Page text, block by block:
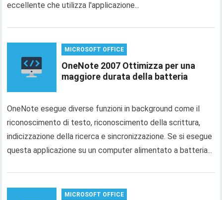
eccellente che utilizza l'applicazione...
MICROSOFT OFFICE
OneNote 2007 Ottimizza per una
maggiore durata della batteria
OneNote esegue diverse funzioni in background come il
riconoscimento di testo, riconoscimento della scrittura,
indicizzazione della ricerca e sincronizzazione. Se si esegue
questa applicazione su un computer alimentato a batteria...
MICROSOFT OFFICE